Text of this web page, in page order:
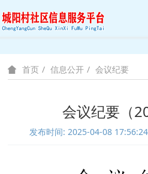
首页 信息公开 会议纪要
会议纪要（
发布时间: 2025-04-08 17:56:24